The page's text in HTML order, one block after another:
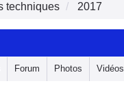
techniques 2017
Forum Photos Vidéos